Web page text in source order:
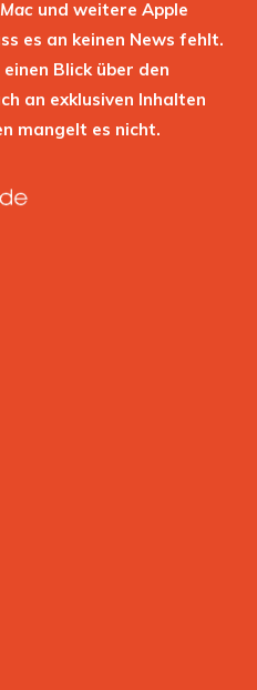
Mac und weitere Apple
es an keinen News fehlt.
Blick über den
an exklusiven Inhalten
mangelt es nicht.